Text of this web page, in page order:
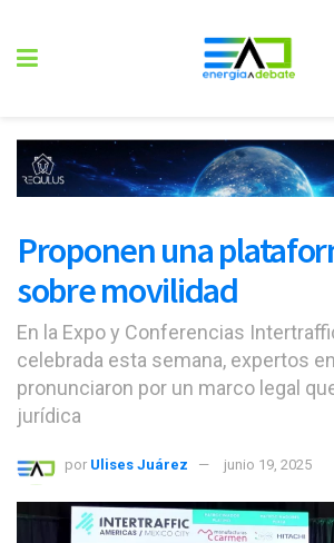
Proponen una
sobre movilidad
En la Expo y Conferencias
celebrada esta semana, expertos
pronunciaron por un marco legal
jurídica
por Ulises Juárez junio 19, 2025